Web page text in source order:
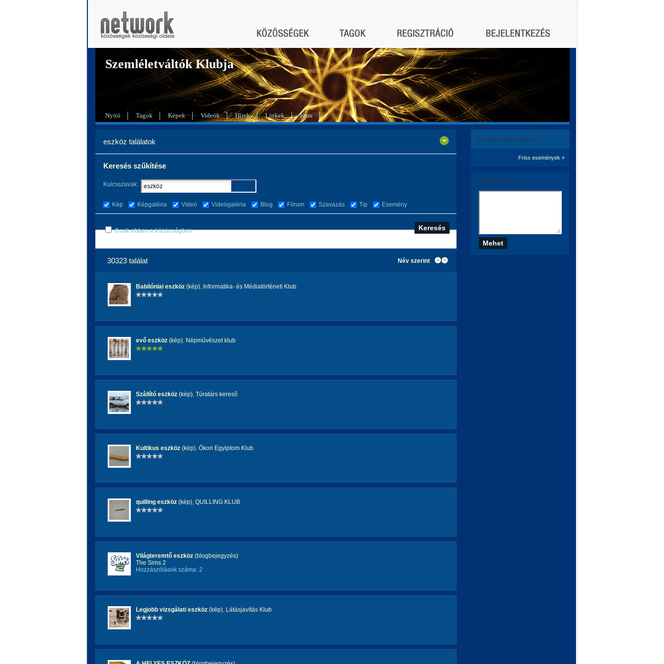
Szemléletváltók Klubja
Nyitó Tagok Képek Videók Hírek Linkek Friss
eszköz találatok
Keresés szűkítése
Kulcsszavak:
Kép Képgaléria Videó Videógaléria Blog Fórum Szavazás Tip Esemény
Csak ebben a közösségben
30323 találat Név szerint
Babilóniai eszköz (kép), Informatika- és Médiatörténeti Klub
evő eszköz (kép), Népművészet klub
Szállító eszköz (kép), Túratárs kereső
Kultikus eszköz (kép), Ókori Egyiptom Klub
quilling eszköz (kép), QUILLING KLUB
Világteremtő eszköz (blogbejegyzés)
The Sims 2
Hozzászólások száma: 2
Legjobb vizsgálati eszköz (kép), Látásjavítás Klub
Ez történt a közösségben:
Friss események »
Szólj hozzá te is!